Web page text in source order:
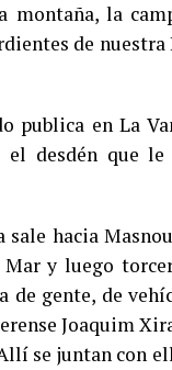
montaña, la
de
publica en La
el desdén que
sale hacia
y luego
de gente, de
Joaquim
se juntan con